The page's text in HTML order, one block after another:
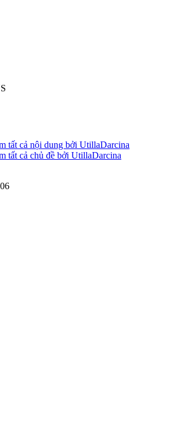
tất cả nội dung bởi UtillaDarcina
tất cả chủ đề bởi UtillaDarcina